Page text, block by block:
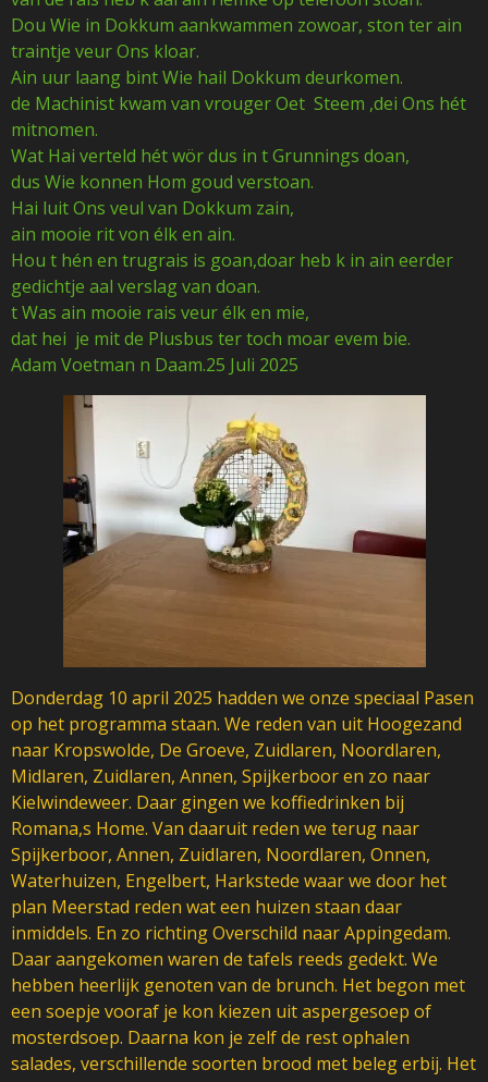
Dou Wie in Dokkum aankwammen zowoar, ston ter ain
traintje veur Ons kloar.
Ain uur laang bint Wie hail Dokkum deurkomen.
de Machinist kwam van vrouger Oet Steem ,dei Ons hét
mitnomen.
Wat Hai verteld hét wör dus in t Grunnings doan,
dus Wie konnen Hom goud verstoan.
Hai luit Ons veul van Dokkum zain,
ain mooie rit von élk en ain.
Hou t hén en trugrais is goan,doar heb k in ain eerder
gedichtje aal verslag van doan.
t Was ain mooie rais veur élk en mie,
dat hei je mit de Plusbus ter toch moar evem bie.
Adam Voetman n Daam.25 Juli 2025
Donderdag 10 april 2025 hadden we onze speciaal Pasen
op het programma staan. We reden van uit Hoogezand
naar Kropswolde, De Groeve, Zuidlaren, Noordlaren,
Midlaren, Zuidlaren, Annen, Spijkerboor en zo naar
Kielwindeweer. Daar gingen we koffiedrinken bij
Romana,s Home. Van daaruit reden we terug naar
Spijkerboor, Annen, Zuidlaren, Noordlaren, Onnen,
Waterhuizen, Engelbert, Harkstede waar we door het
plan Meerstad reden wat een huizen staan daar
inmiddels. En zo richting Overschild naar Appingedam.
Daar aangekomen waren de tafels reeds gedekt. We
hebben heerlijk genoten van de brunch. Het begon met
een soepje vooraf je kon kiezen uit aspergesoep of
mosterdsoep. Daarna kon je zelf de rest ophalen
salades, verschillende soorten brood met beleg erbij. Het